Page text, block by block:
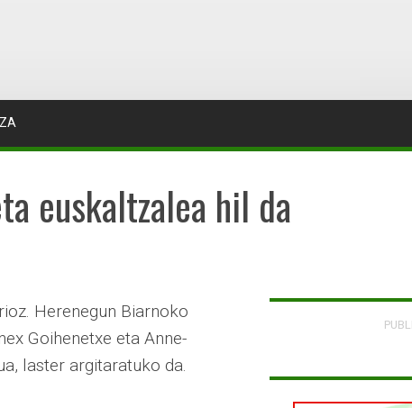
euskaltzalea hil da
Herenegun Biarnoko
Goihenetxe eta Anne-
laster argitaratuko da.